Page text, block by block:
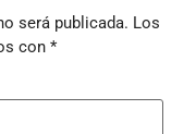
será publicada. Los
con *